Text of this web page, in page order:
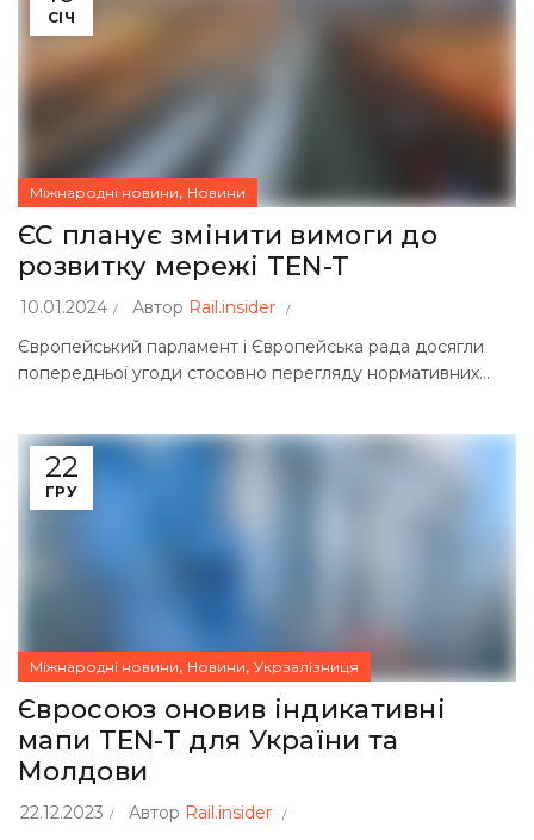
СІЧ
Міжнародні новини, Новини
ЄС планує змінити вимоги до
розвитку мережі TEN-T
10.01.2024 Автор Rail.insider
Європейський парламент і Європейська рада досягли
попередньої угоди стосовно перегляду нормативних...
22
ГРУ
Міжнародні новини, Новини, Укрзалізниця
Євросоюз оновив індикативні
мапи TEN-T для України та
Молдови
22.12.2023 Автор Rail.insider